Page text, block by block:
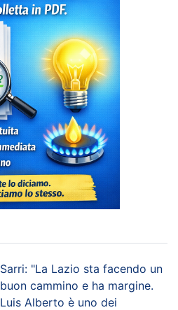
Sarri: "La Lazio sta facendo un
buon cammino e ha margine.
Luis Alberto è uno dei